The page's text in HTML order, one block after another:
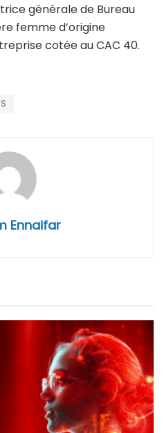
générale de Bureau
femme d’origine
cotée au CAC 40.
Ennaifar